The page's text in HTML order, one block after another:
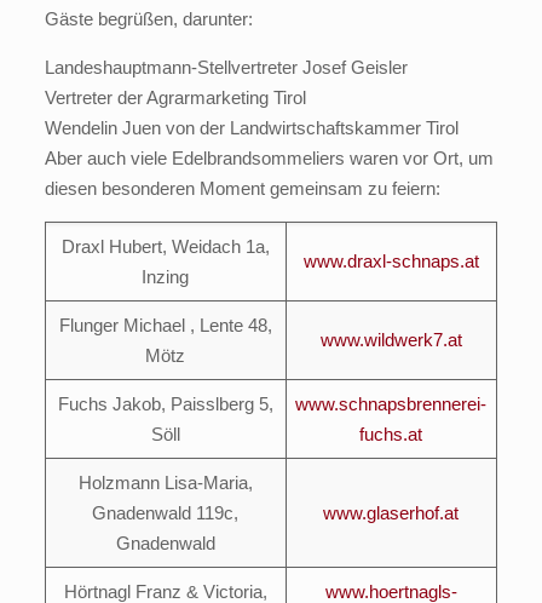
Gäste begrüßen, darunter:
Landeshauptmann-Stellvertreter Josef Geisler
Vertreter der Agrarmarketing Tirol
Wendelin Juen von der Landwirtschaftskammer Tirol
Aber auch viele Edelbrandsommeliers waren vor Ort, um
diesen besonderen Moment gemeinsam zu feiern:
Draxl Hubert, Weidach 1a,
Inzing
www.draxl-schnaps.at
Flunger Michael , Lente 48,
Mötz
www.wildwerk7.at
Fuchs Jakob, Paisslberg 5,
Söll
www.schnapsbrennerei-
fuchs.at
Holzmann Lisa-Maria,
Gnadenwald 119c,
Gnadenwald
www.glaserhof.at
Hörtnagl Franz & Victoria,
www.hoertnagls-